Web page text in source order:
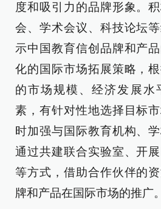
度和吸引力的品牌形象。
会、学术会议、科技论坛
示中国教育信创品牌和产
化的国际市场拓展策略，
的市场规模、经济发展水
素，有针对性地选择目标
时加强与国际教育机构、
通过共建联合实验室、开
等方式，借助合作伙伴的
牌和产品在国际市场的推广。